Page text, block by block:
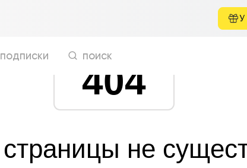
У
подписки поиск
404
не